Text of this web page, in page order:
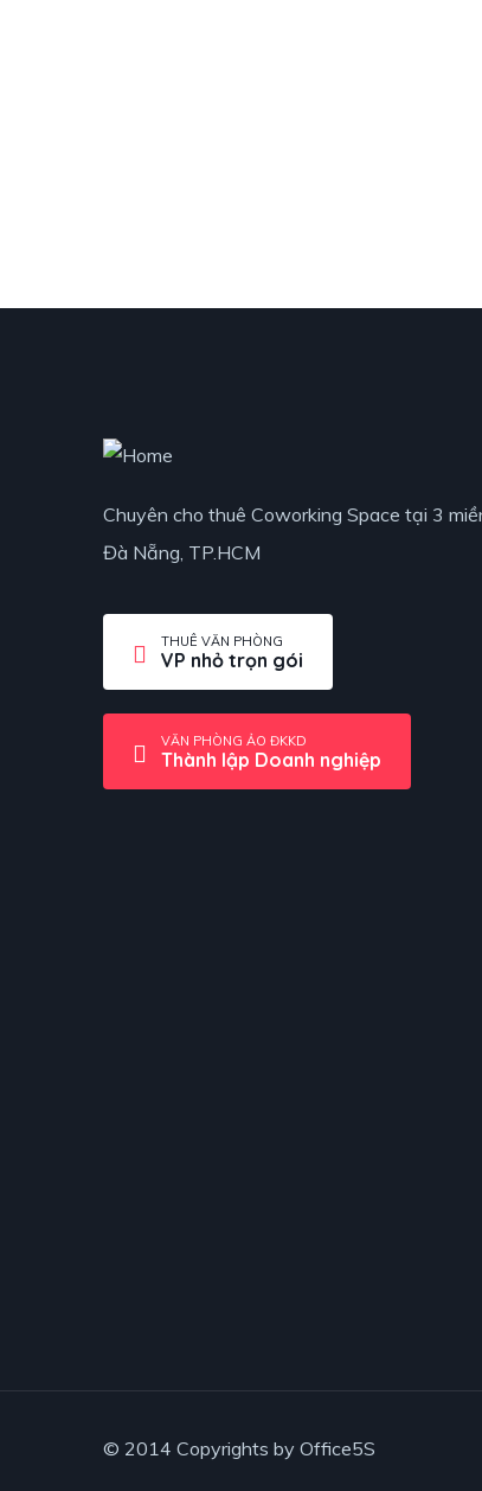
Chuyên cho thuê Coworking Space tại 3
Đà Nẵng, TP.HCM
THUÊ VĂN PHÒNG
VP nhỏ trọn gói
VĂN PHÒNG ẢO ĐKKD
Thành lập Doanh nghiệp
© 2014 Copyrights by Office5S